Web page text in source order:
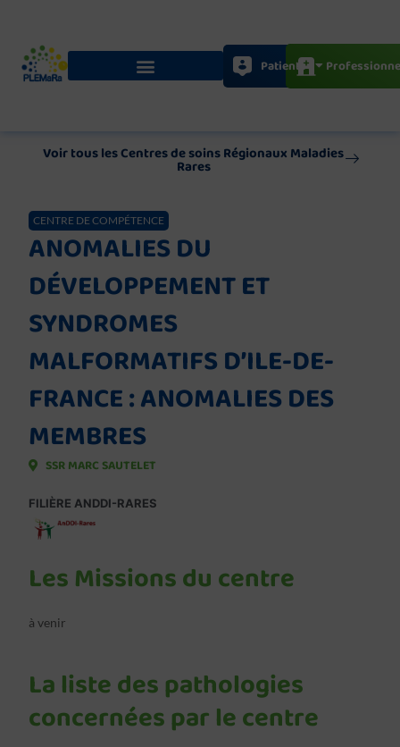
contenu
Patients
Voir tous les Centres de soins Régionaux Maladies
Rares
CENTRE DE COMPÉTENCE
ANOMALIES DU
DÉVELOPPEMENT ET
SYNDROMES
MALFORMATIFS D’ILE-DE-
FRANCE : ANOMALIES DES
MEMBRES
SSR MARC SAUTELET
FILIÈRE ANDDI-RARES
Les Missions du centre
à venir
La liste des pathologies
concernées par le centre